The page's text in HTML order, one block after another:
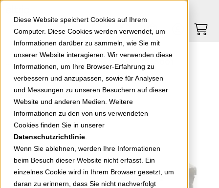
Diese Website speichert Cookies auf Ihrem
Computer. Diese Cookies werden verwendet, um
Informationen darüber zu sammeln, wie Sie mit
unserer Website interagieren. Wir verwenden diese
Informationen, um Ihre Browser-Erfahrung zu
verbessern und anzupassen, sowie für Analysen
und Messungen zu unseren Besuchern auf dieser
Website und anderen Medien. Weitere
Informationen zu den von uns verwendeten
Cookies finden Sie in unserer
Datenschutzrichtlinie
Wenn Sie ablehnen, werden Ihre Informationen
beim Besuch dieser Website nicht erfasst. Ein
einzelnes Cookie wird in Ihrem Browser gesetzt, um
daran zu erinnern, dass Sie nicht nachverfolgt
Springe zu Hauptinhalt Springe zum Footer
0
Geräteeinbaudose 2-fach 38245001
zurück zur Übersicht